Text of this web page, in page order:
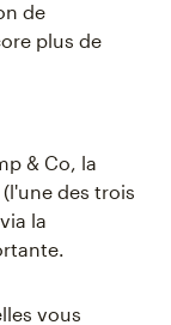
de
plus de
& Co, la
des trois
la
vous